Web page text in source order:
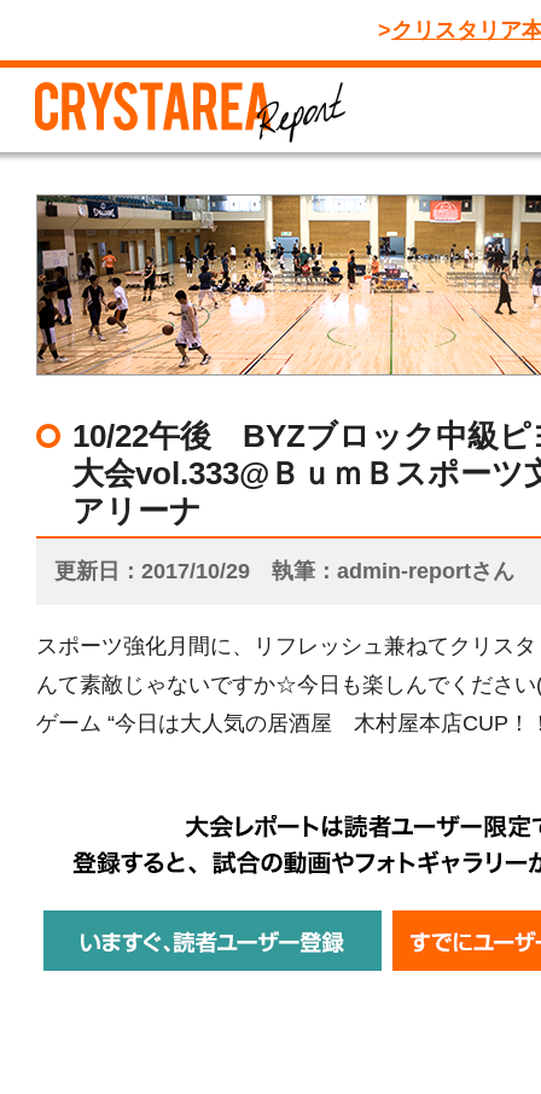
クリスタリア
10/22午後 BYZブロック中級ピ
大会vol.333@ＢｕｍＢスポー
アリーナ
更新日 2017/10/29 執筆 admin-reportさん
スポーツ強化月間に、リフレッシュ兼ねてクリス
んて素敵じゃないですか☆今日も楽しんでくださ
ゲーム “今日は大人気の居酒屋 木村屋本店CUP